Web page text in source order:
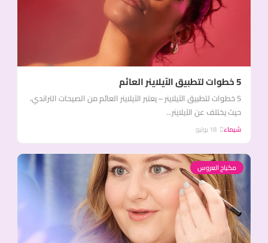
5 خطوات لتطبيق الآيلاينر العائم
5 خطوات لتطبيق الآيلاينر – يعتبر الآيلاينر العائم من الصيحات التراندي،
حيث يختلف عن الآيلاينر...
شيماء
مكياج العروس